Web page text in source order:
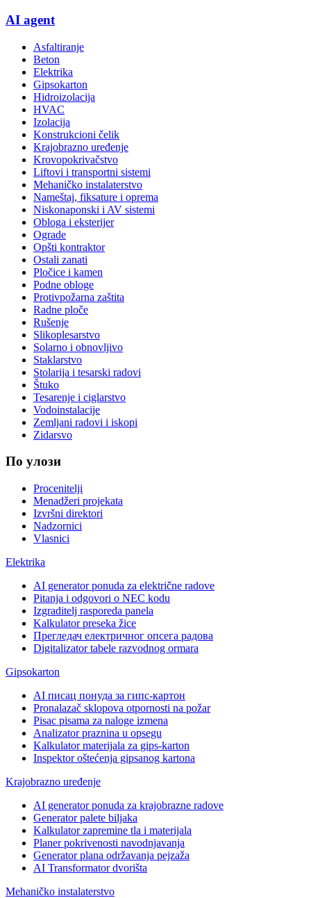
AI agent
Asfaltiranje
Beton
Elektrika
Gipsokarton
Hidroizolacija
HVAC
Izolacija
Konstrukcioni čelik
Krajobrazno uređenje
Krovopokrivačstvo
Liftovi i transportni sistemi
Mehaničko instalaterstvo
Nameštaj, fiksature i oprema
Niskonaponski i AV sistemi
Obloga i eksterijer
Ograde
Opšti kontraktor
Ostali zanati
Pločice i kamen
Podne obloge
Protivpožarna zaštita
Radne ploče
Rušenje
Slikoplesarstvo
Solarno i obnovljivo
Staklarstvo
Stolarija i tesarski radovi
Štuko
Tesarenje i ciglarstvo
Vodoinstalacije
Zemljani radovi i iskopi
Zidarsvo
По улози
Procenitelji
Menadžeri projekata
Izvršni direktori
Nadzornici
Vlasnici
Elektrika
AI generator ponuda za električne radove
Pitanja i odgovori o NEC kodu
Izgraditelj rasporeda panela
Kalkulator preseka žice
Прегледач електричног опсега радова
Digitalizator tabele razvodnog ormara
Gipsokarton
AI писац понуда за гипс-картон
Pronalazač sklopova otpornosti na požar
Pisac pisama za naloge izmena
Analizator praznina u opsegu
Kalkulator materijala za gips-karton
Inspektor oštećenja gipsanog kartona
Krajobrazno uređenje
AI generator ponuda za krajobrazne radove
Generator palete biljaka
Kalkulator zapremine tla i materijala
Planer pokrivenosti navodnjavanja
Generator plana održavanja pejzaža
AI Transformator dvorišta
Mehaničko instalaterstvo